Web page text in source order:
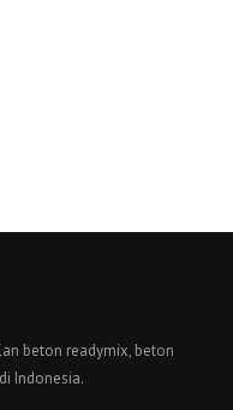
beton readymix, beton
Indonesia.